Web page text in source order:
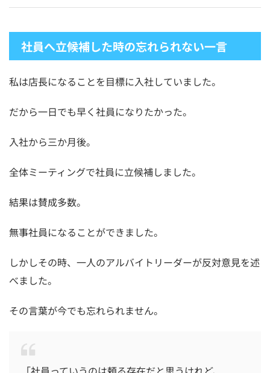
社員へ立候補した時の忘れられない一言
私は店長になることを目標に入社していました。
だから一日でも早く社員になりたかった。
入社から三か月後。
全体ミーティングで社員に立候補しました。
結果は賛成多数。
無事社員になることができました。
しかしその時、一人のアルバイトリーダーが反対意見を述
べました。
その言葉が今でも忘れられません。